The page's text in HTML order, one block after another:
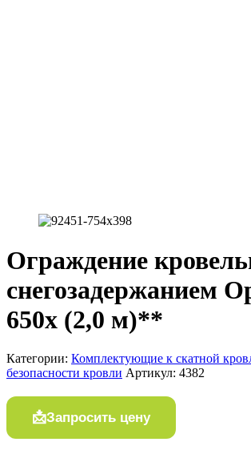
Ограждение
снегозадержанием
650х (2,0 м)**
Категории: Комплектующие к скатной
безопасности кровли Артикул: 4382
Запросить цену